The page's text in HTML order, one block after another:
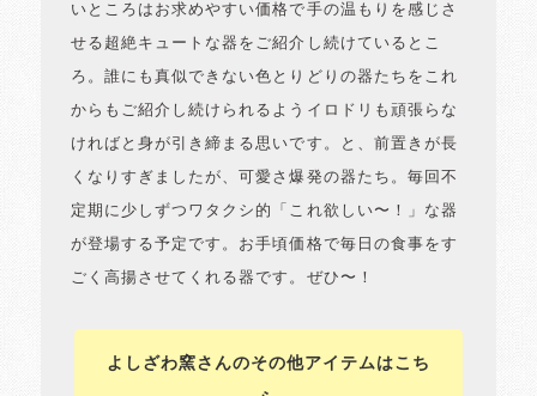
いところはお求めやすい価格で手の温もりを感じさ
せる超絶キュートな器をご紹介し続けているとこ
ろ。誰にも真似できない色とりどりの器たちをこれ
からもご紹介し続けられるようイロドリも頑張らな
ければと身が引き締まる思いです。と、前置きが長
くなりすぎましたが、可愛さ爆発の器たち。毎回不
定期に少しずつワタクシ的「これ欲しい〜！」な器
が登場する予定です。お手頃価格で毎日の食事をす
ごく高揚させてくれる器です。ぜひ〜！
よしざわ窯さんのその他アイテムはこち